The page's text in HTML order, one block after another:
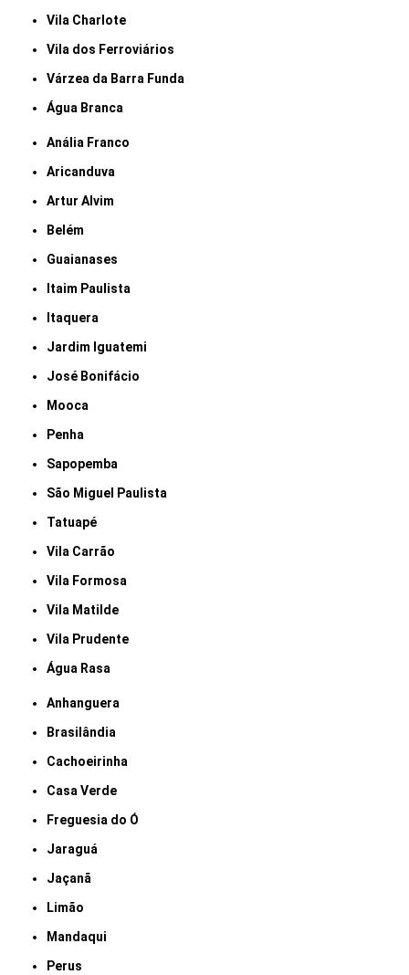
Vila Charlote
Vila dos Ferroviários
Várzea da Barra Funda
Água Branca
Anália Franco
Aricanduva
Artur Alvim
Belém
Guaianases
Itaim Paulista
Itaquera
Jardim Iguatemi
José Bonifácio
Mooca
Penha
Sapopemba
São Miguel Paulista
Tatuapé
Vila Carrão
Vila Formosa
Vila Matilde
Vila Prudente
Água Rasa
Anhanguera
Brasilândia
Cachoeirinha
Casa Verde
Freguesia do Ó
Jaraguá
Jaçanã
Limão
Mandaqui
Perus